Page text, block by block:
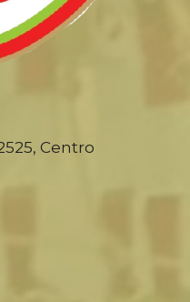
Centro